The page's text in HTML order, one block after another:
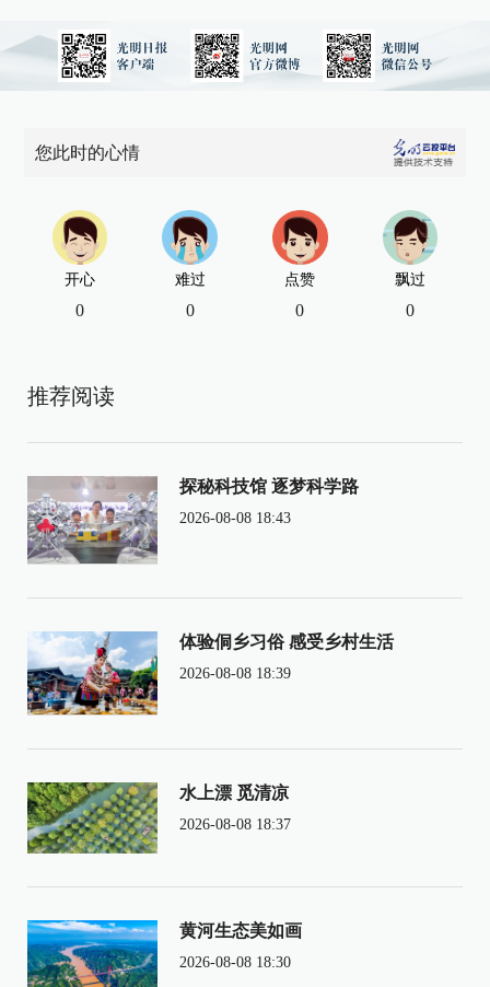
您此时的心情
开心
0
难过
0
点赞
0
飘过
0
推荐阅读
探秘科技馆 逐梦科学路
2026-08-08 18:43
体验侗乡习俗 感受乡村生活
2026-08-08 18:39
水上漂 觅清凉
2026-08-08 18:37
黄河生态美如画
2026-08-08 18:30